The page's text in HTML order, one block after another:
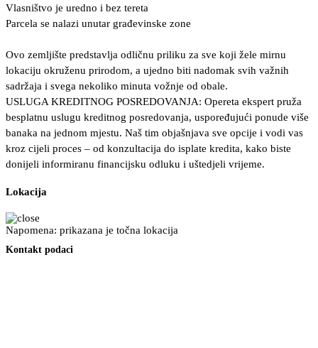
Vlasništvo je uredno i bez tereta
Parcela se nalazi unutar građevinske zone
Ovo zemljište predstavlja odličnu priliku za sve koji žele mirnu
lokaciju okruženu prirodom, a ujedno biti nadomak svih važnih
sadržaja i svega nekoliko minuta vožnje od obale.
USLUGA KREDITNOG POSREDOVANJA: Opereta ekspert pruža
besplatnu uslugu kreditnog posredovanja, uspoređujući ponude više
banaka na jednom mjestu. Naš tim objašnjava sve opcije i vodi vas
kroz cijeli proces – od konzultacija do isplate kredita, kako biste
donijeli informiranu financijsku odluku i uštedjeli vrijeme.
Lokacija
Napomena: prikazana je točna lokacija
Kontakt podaci